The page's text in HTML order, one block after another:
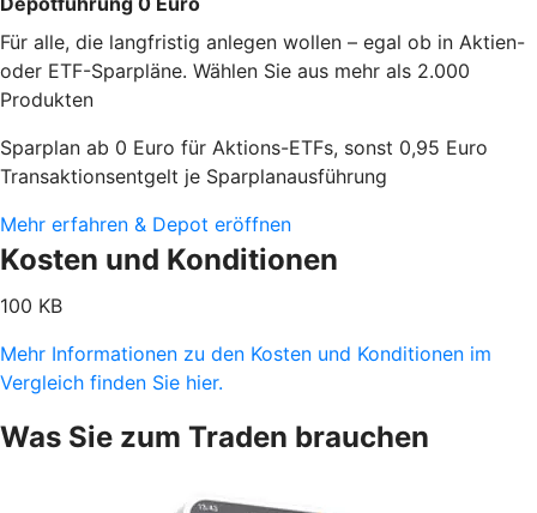
Für alle, die langfristig anlegen wollen – egal ob in Aktien-
oder ETF-Sparpläne. Wählen Sie aus mehr als 2.000
Produkten
Sparplan ab 0 Euro für Aktions-ETFs, sonst 0,95 Euro
Transaktionsentgelt je Sparplanausführung
Mehr erfahren & Depot eröffnen
Kosten und Konditionen
100 KB
Mehr Informationen zu den Kosten und Konditionen im
Vergleich finden Sie hier.
Was Sie zum Traden brauchen